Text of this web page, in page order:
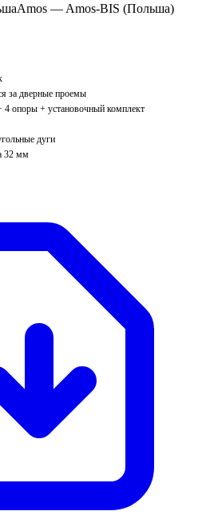
Amos — Amos-BIS (Польша)
за дверные проемы
4 опоры + установочный комплект
дуги
32 мм